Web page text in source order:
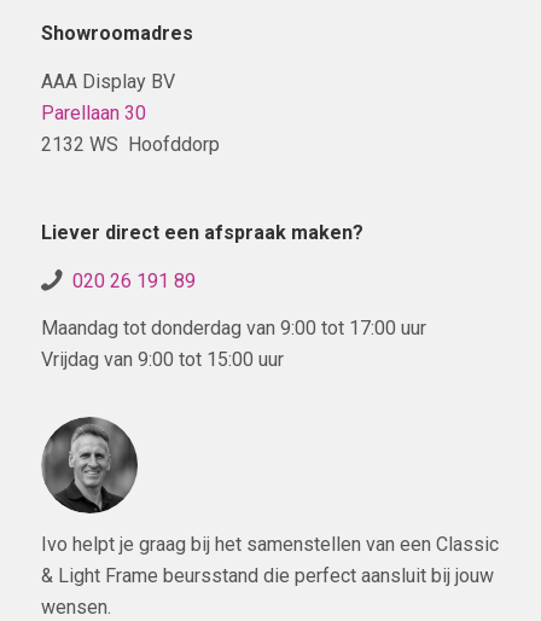
Showroomadres
AAA Display BV
Parellaan 30
2132 WS Hoofddorp
Liever direct een afspraak maken?
020 26 191 89
Maandag tot donderdag van 9:00 tot 17:00 uur
Vrijdag van 9:00 tot 15:00 uur
Ivo helpt je graag bij het samenstellen van een Classic
& Light Frame beursstand die perfect aansluit bij jouw
wensen.